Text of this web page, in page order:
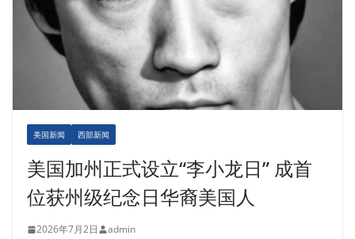
美国新闻 西部新闻
美国加州正式设立“李小龙日” 成首
位获州级纪念日华裔美国人
2026年7月2日 admin